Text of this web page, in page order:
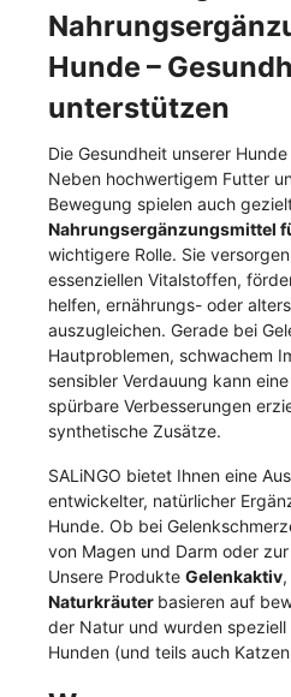
Hunde –
unterstützen
Die Gesundheit unserer
Neben hochwertigem Futter
Bewegung spielen auch
Nahrungsergänzungsmittel
wichtigere Rolle. Sie
essenziellen Vitalstoffen,
helfen, ernährungs- oder
auszugleichen. Gerade bei
Hautproblemen, schwachem
sensibler Verdauung kann
spürbare Verbesserungen
synthetische Zusätze.
SALiNGO bietet Ihnen eine
entwickelter, natürlicher
Hunde. Ob bei
von Magen und Darm oder
Unsere Produkte Gelenkaktiv,
Naturkräuter basieren auf
der Natur und wurden
Hunden (und teils auch